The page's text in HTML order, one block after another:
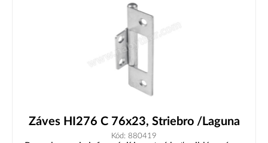
Záves HI276 C 76x23, Striebro /Laguna
Kód: 880419